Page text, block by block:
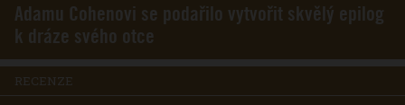
Adamu Cohenovi se podařilo vytvořit skvělý epilog
k dráze svého otce
RECENZE